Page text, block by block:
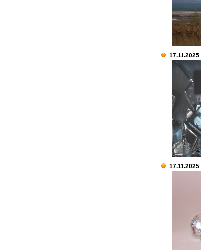
17.11.2025
17.11.2025